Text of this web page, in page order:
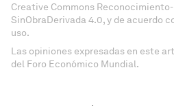
Creative Commons
SinObraDerivada 4.0, y de acuerdo
uso.
Las opiniones expresadas en este
del Foro Económico Mundial.